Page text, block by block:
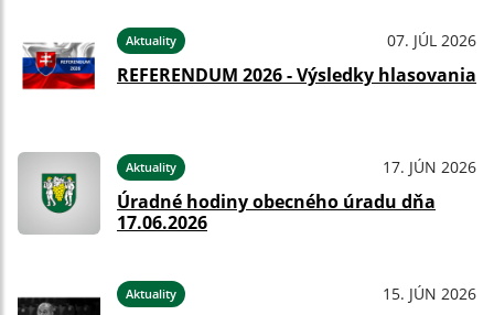
Aktuality 07. JÚL 2026
REFERENDUM 2026 - Výsledky hlasovania
Aktuality 17. JÚN 2026
Úradné hodiny obecného úradu dňa
17.06.2026
Aktuality 15. JÚN 2026